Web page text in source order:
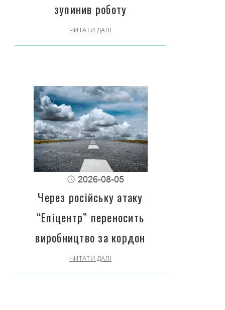
зупинив роботу
ЧИТАТИ ДАЛІ
2026-08-05
Через російську атаку
“Епіцентр” переносить
виробництво за кордон
ЧИТАТИ ДАЛІ